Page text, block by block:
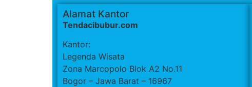
Alamat Kantor
Tendacibubur.com
Kantor:
Legenda Wisata
Zona Marcopolo Blok A2 No.11
Bogor – Jawa Barat – 16967